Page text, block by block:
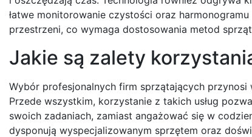
łatwe monitorowanie czystości oraz
przestrzeni, co wymaga dostosowania metod
Jakie są zalety
Wybór profesjonalnych firm sprzątających
Przede wszystkim, korzystanie z takich usług
swoich zadaniach, zamiast angażować się w
dysponują wyspecjalizowanym sprzętem oraz